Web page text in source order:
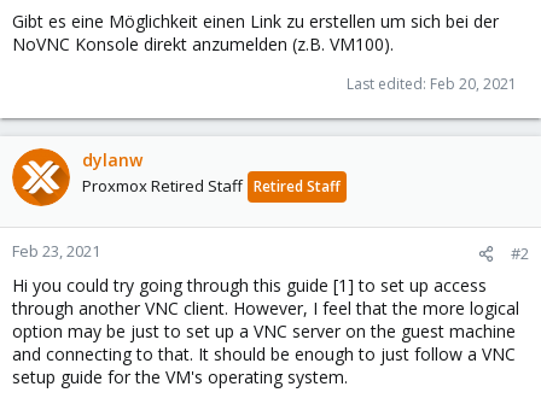
Gibt es eine Möglichkeit einen Link zu erstellen um sich bei der
NoVNC Konsole direkt anzumelden (z.B. VM100).
Last edited: Feb 20, 2021
dylanw
Proxmox Retired Staff Retired Staff
Feb 23, 2021 #2
Hi you could try going through this guide [1] to set up access
through another VNC client. However, I feel that the more logical
option may be just to set up a VNC server on the guest machine
and connecting to that. It should be enough to just follow a VNC
setup guide for the VM's operating system.